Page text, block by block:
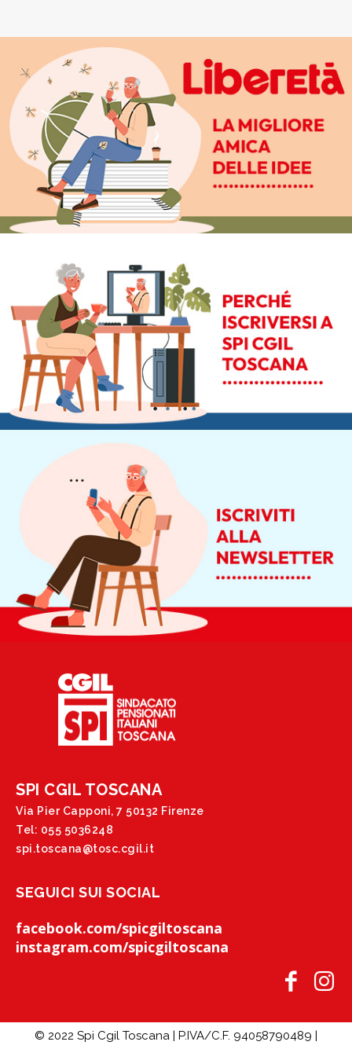
SPI CGIL TOSCANA
Via Pier Capponi, 7 50132 Firenze
Tel: 055 5036248
spi.toscana@tosc.cgil.it
SEGUICI SUI SOCIAL
facebook.com/spicgiltoscana
instagram.com/spicgiltoscana
© 2022 Spi Cgil Toscana | P.IVA/C.F. 94058790489 |